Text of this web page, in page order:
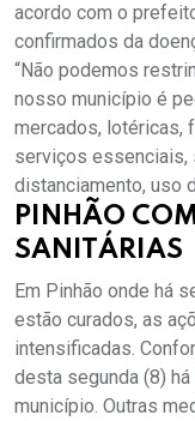
acordo com o
confirmados da
“Não podemos
nosso município é
mercados, lotéricas,
serviços essenciais,
distanciamento, uso
PINHÃO
SANITÁRIAS
Em Pinhão onde há
estão curados, as
intensificadas.
desta segunda (8)
município. Outras